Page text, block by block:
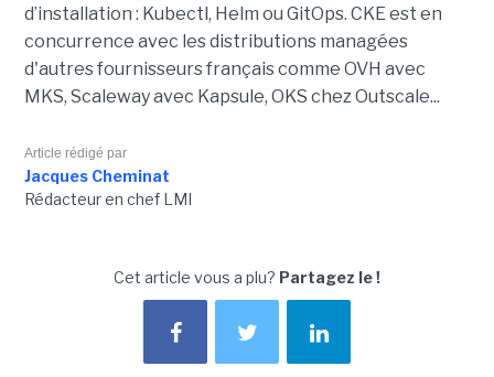
d’installation : Kubectl, Helm ou GitOps. CKE est en
concurrence avec les distributions managées
d'autres fournisseurs français comme OVH avec
MKS, Scaleway avec Kapsule, OKS chez Outscale...
Article rédigé par
Jacques Cheminat
Rédacteur en chef LMI
Cet article vous a plu? Partagez le !